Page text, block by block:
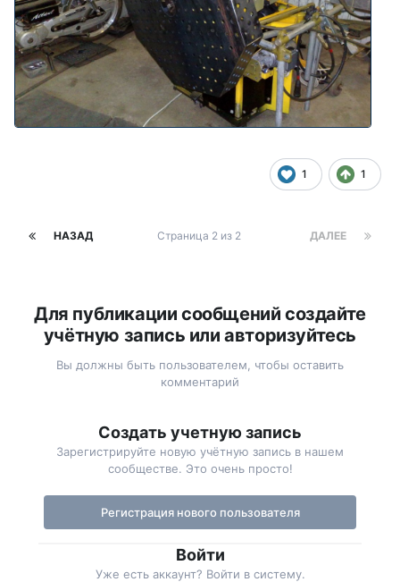
1 1
НАЗАД ДАЛЕЕ
Страница 2 из 2
Для публикации сообщений создайте
учётную запись или авторизуйтесь
Вы должны быть пользователем, чтобы оставить
комментарий
Создать учетную запись
Зарегистрируйте новую учётную запись в нашем
сообществе. Это очень просто!
Регистрация нового пользователя
Войти
Уже есть аккаунт? Войти в систему.